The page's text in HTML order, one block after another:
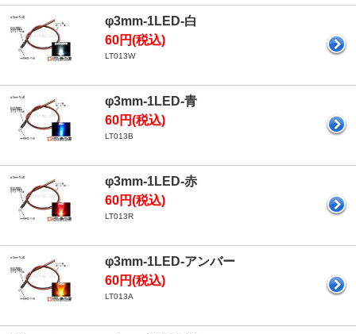
φ3mm-1LED-白
60円(税込)
LT013W
φ3mm-1LED-青
60円(税込)
LT013B
φ3mm-1LED-赤
60円(税込)
LT013R
φ3mm-1LED-アンバー
60円(税込)
LT013A